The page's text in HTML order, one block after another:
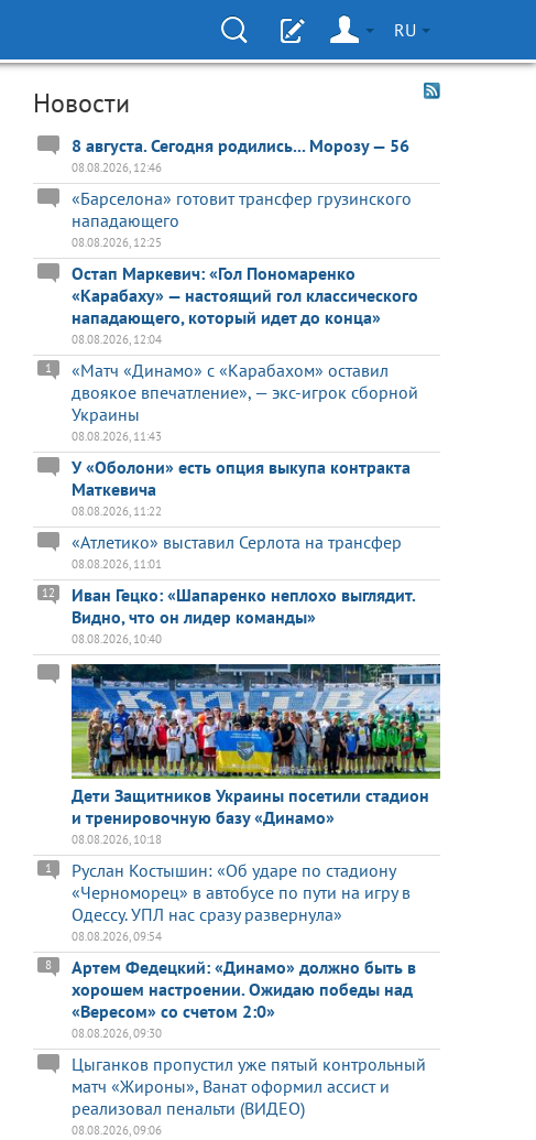
RU
Новости
8 августа. Сегодня родились... Морозу — 56
08.08.2026, 12:46
«Барселона» готовит трансфер грузинского
нападающего
08.08.2026, 12:25
Остап Маркевич: «Гол Пономаренко
«Карабаху» — настоящий гол классического
нападающего, который идет до конца»
08.08.2026, 12:04
«Матч «Динамо» с «Карабахом» оставил
двоякое впечатление», — экс-игрок сборной
Украины
1
08.08.2026, 11:43
У «Оболони» есть опция выкупа контракта
Маткевича
08.08.2026, 11:22
«Атлетико» выставил Серлота на трансфер
08.08.2026, 11:01
Иван Гецко: «Шапаренко неплохо выглядит.
Видно, что он лидер команды»
12
08.08.2026, 10:40
Дети Защитников Украины посетили стадион
и тренировочную базу «Динамо»
08.08.2026, 10:18
Руслан Костышин: «Об ударе по стадиону
«Черноморец» в автобусе по пути на игру в
Одессу. УПЛ нас сразу развернула»
1
08.08.2026, 09:54
Артем Федецкий: «Динамо» должно быть в
хорошем настроении. Ожидаю победы над
«Вересом» со счетом 2:0»
8
08.08.2026, 09:30
Цыганков пропустил уже пятый контрольный
матч «Жироны», Ванат оформил ассист и
реализовал пенальти (ВИДЕО)
08.08.2026, 09:06